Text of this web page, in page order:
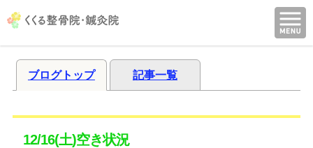
ブログトップ 記事一覧
12/16(土)空き状況